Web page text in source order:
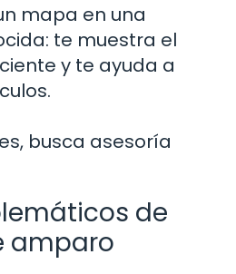
mapa en una
te muestra el
y te ayuda a
busca asesoría
de
amparo